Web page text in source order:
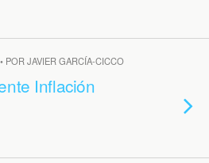
POR JAVIER GARCÍA-CICCO
Inflación